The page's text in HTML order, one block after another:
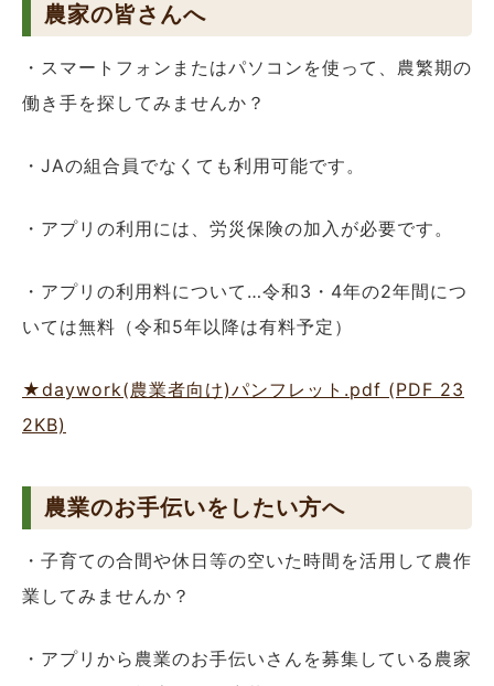
農家の皆さんへ
・スマートフォンまたはパソコンを使って、農繁期の
働き手を探してみませんか？
・JAの組合員でなくても利用可能です。
・アプリの利用には、労災保険の加入が必要です。
・アプリの利用料について…令和3・4年の2年間につ
いては無料（令和5年以降は有料予定）
★daywork(農業者向け)パンフレット.pdf (PDF 23
2KB)
農業のお手伝いをしたい方へ
・子育ての合間や休日等の空いた時間を活用して農作
業してみませんか？
・アプリから農業のお手伝いさんを募集している農家